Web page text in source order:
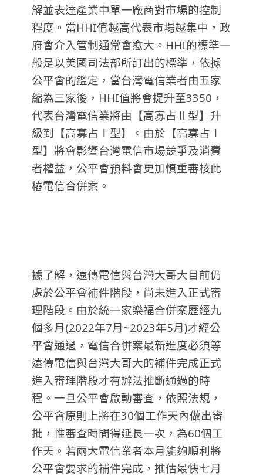
解並表達產業中單一廠商對市場的控制
程度。當HHI值越高代表市場越集中，政
府會介入管制通常會愈大。HHI的標準一
般是以美國司法部所訂出的標準，依據
公平會的鑑定，當台灣電信業者由五家
縮為三家後，HHI值將會提升至3350，
代表台灣電信業將由【高寡占Ⅱ型】升
級到【高寡占Ⅰ型】。由於【高寡占Ⅰ
型】將會影響台灣電信市場競爭及消費
者權益，公平會預料會更加慎重審核此
樁電信合併案。
據了解，遠傳電信與台灣大哥大目前仍
處於公平會補件階段，尚未進入正式審
理階段。由於統一家樂福合併案歷經九
個多月(2022年7月~2023年5月)才經公
平會通過，電信合併案最新進度必須等
遠傳電信與台灣大哥大的補件完成正式
進入審理階段才有辦法推斷通過的時
程。一旦公平會啟動審查，依照法規，
公平會原則上將在30個工作天內做出審
批，惟審查時間得延長一次，為60個工
作天。若兩大電信業者本月能夠順利將
公平會要求的補件完成，推估最快七月